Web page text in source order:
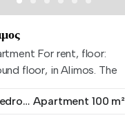
For rent, floor:
floor, in Alimos. The
2 Bedrooms Apartment 100 m²